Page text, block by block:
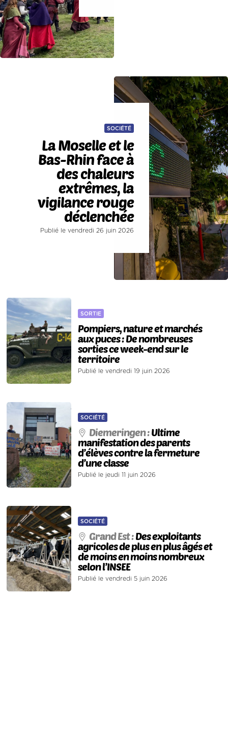
SOCIÉTÉ
La Moselle et le
Bas-Rhin face à
des chaleurs
extrêmes, la
vigilance rouge
déclenchée
Publié le vendredi 26 juin 2026
SORTIE
Pompiers, nature et marchés
aux puces : De nombreuses
sorties ce week-end sur le
territoire
Publié le vendredi 19 juin 2026
SOCIÉTÉ
Diemeringen :Ultime
manifestation des parents
d’élèves contre la fermeture
d’une classe
Publié le jeudi 11 juin 2026
SOCIÉTÉ
Grand Est :Des exploitants
agricoles de plus en plus âgés et
de moins en moins nombreux
selon l’INSEE
Publié le vendredi 5 juin 2026